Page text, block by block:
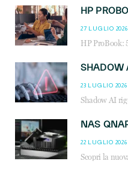
27 LUGLIO 2026
23 LUGLIO 2026
22 LUGLIO 2026